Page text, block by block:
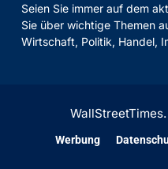
Seien Sie immer auf dem
Sie über wichtige Themen
Wirtschaft, Politik, Handel,
Werbung